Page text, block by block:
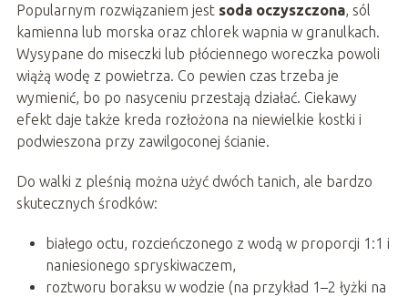
Popularnym rozwiązaniem jest soda oczyszczona, sól
kamienna lub morska oraz chlorek wapnia w granulkach.
Wysypane do miseczki lub płóciennego woreczka powoli
wiążą wodę z powietrza. Co pewien czas trzeba je
wymienić, bo po nasyceniu przestają działać. Ciekawy
efekt daje także kreda rozłożona na niewielkie kostki i
podwieszona przy zawilgoconej ścianie.
Do walki z pleśnią można użyć dwóch tanich, ale bardzo
skutecznych środków:
białego octu, rozcieńczonego z wodą w proporcji 1:1 i
naniesionego spryskiwaczem,
roztworu boraksu w wodzie (na przykład 1–2 łyżki na